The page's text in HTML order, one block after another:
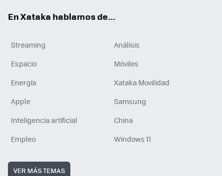
En Xataka hablamos de...
Streaming
Análisis
Espacio
Móviles
Energía
Xataka Movilidad
Apple
Samsung
Inteligencia artificial
China
Empleo
Windows 11
VER MÁS TEMAS